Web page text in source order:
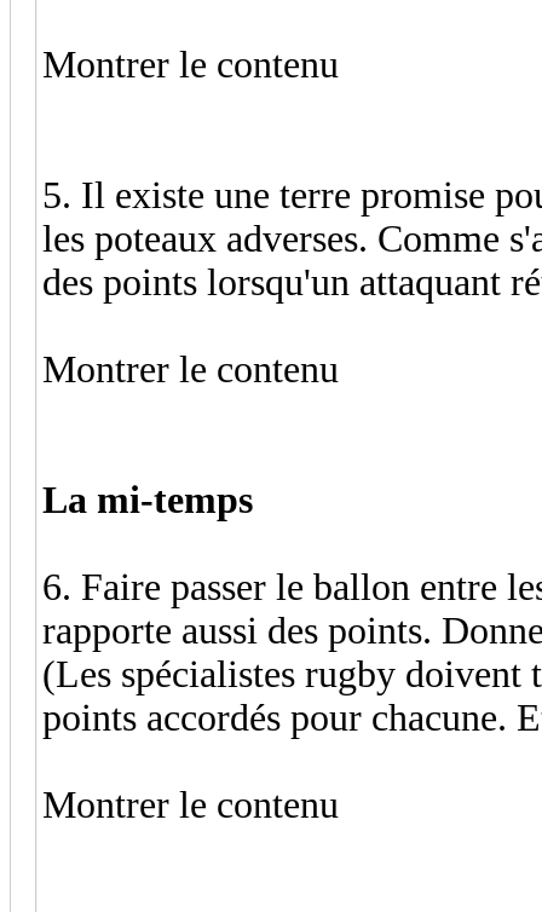
Montrer le contenu
5. Il existe une terre promise
les poteaux adverses. Comme
des points lorsqu'un attaquant
Montrer le contenu
La mi-temps
6. Faire passer le ballon entre
rapporte aussi des points.
(Les spécialistes rugby doivent
points accordés pour chacune.
Montrer le contenu